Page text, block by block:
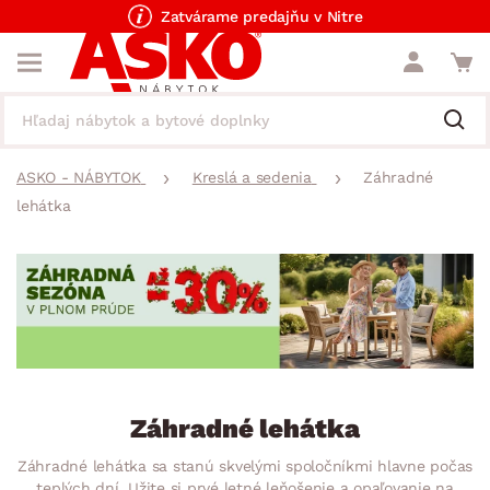
Zatvárame predajňu v Nitre
ASKO - NÁBYTOK Kreslá a sedenia
Záhradné
lehátka
Záhradné lehátka
Záhradné lehátka sa stanú skvelými spoločníkmi hlavne počas